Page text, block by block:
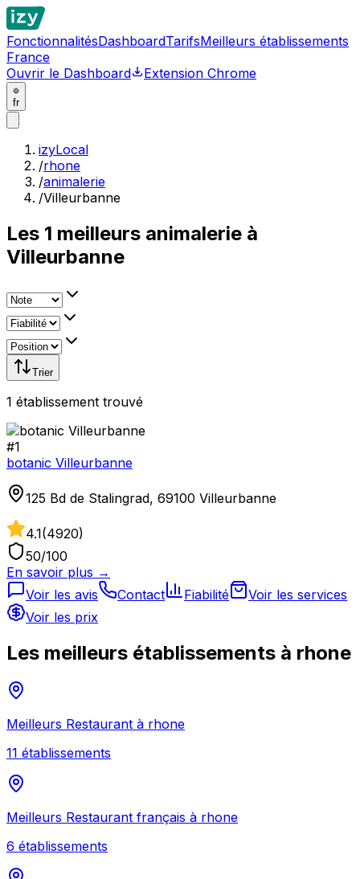
FonctionnalitésDashboardTarifsMeilleurs établissements
France
Ouvrir le Dashboard
Extension Chrome
fr
izyLocal
/rhone
/animalerie
/Villeurbanne
Les 1 meilleurs animalerie à
Villeurbanne
Trier
1 établissement trouvé
#1
botanic Villeurbanne
125 Bd de Stalingrad, 69100 Villeurbanne
4.1(4920)
50/100
En savoir plus →
Voir les avis
Contact Fiabilité
Voir les services
Voir les prix
Les meilleurs établissements à rhone
Meilleurs Restaurant à rhone
11 établissements
Meilleurs Restaurant français à rhone
6 établissements